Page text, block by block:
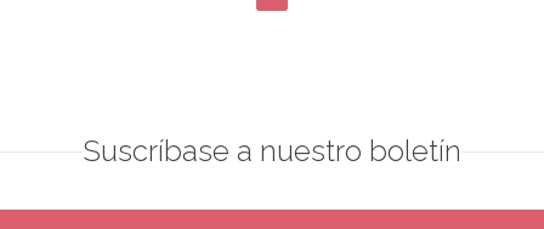
Suscríbase a nuestro boletín